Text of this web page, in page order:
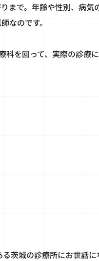
まで。年齢や性別、病気
なのです。
を回って、実際の診療
茨城の診療所にお世話に